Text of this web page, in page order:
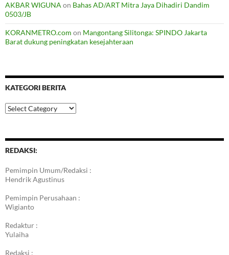
AKBAR WIGUNA on Bahas AD/ART Mitra Jaya Dihadiri Dandim
0503/JB
KORANMETRO.com on Mangontang Silitonga: SPINDO Jakarta
Barat dukung peningkatan kesejahteraan
KATEGORI BERITA
Kategori
Berita
REDAKSI:
Pemimpin Umum/Redaksi :
Hendrik Agustinus
Pemimpin Perusahaan :
Wigianto
Redaktur :
Yulaiha
Redaksi :